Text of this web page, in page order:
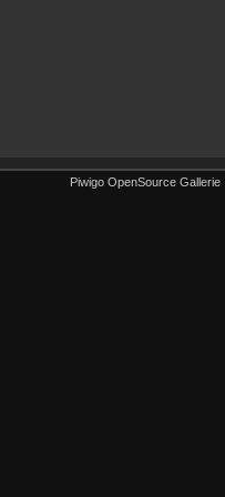
Piwigo OpenSource Gallerie